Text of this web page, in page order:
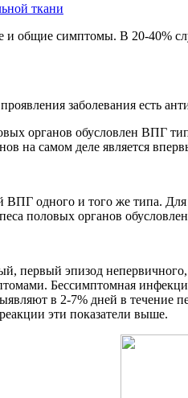
ткани
общие симптомы. В 20-40%
заболевания есть
органов обусловлен
на самом деле является
одного и того же типа. Для
половых органов
первый эпизод
Бессимптомная
в 2-7% дней в течение
эти показатели выше.